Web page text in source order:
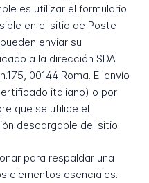
es utilizar el formulario
en el sitio de Poste
enviar su
a la dirección SDA
00144 Roma. El envío
italiano) o por
que se utilice el
descargable del sitio.
para respaldar una
elementos esenciales.